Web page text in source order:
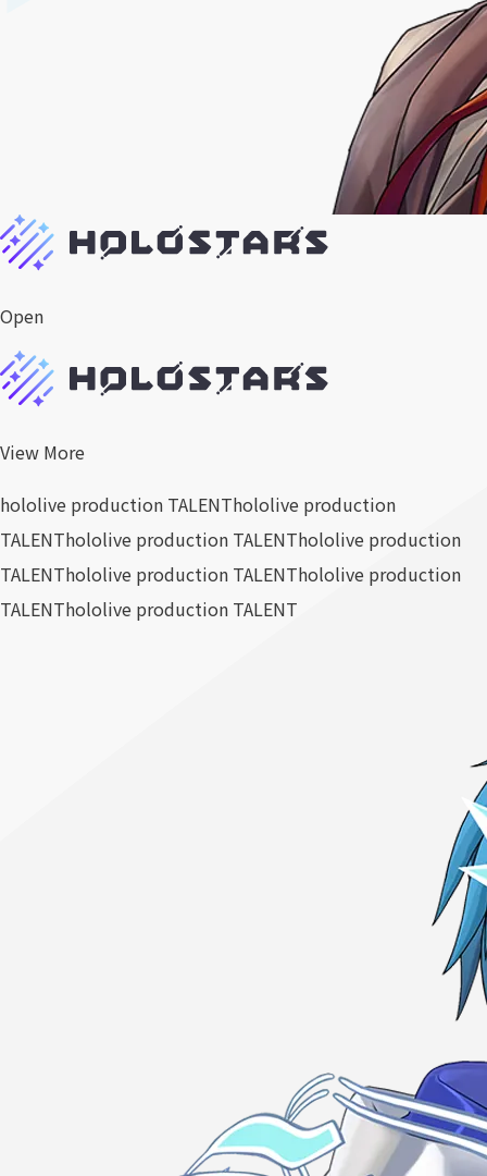
Open
View More
hololive production TALENThololive production
TALENThololive production TALENThololive production
TALENThololive production TALENThololive production
TALENThololive production TALENT